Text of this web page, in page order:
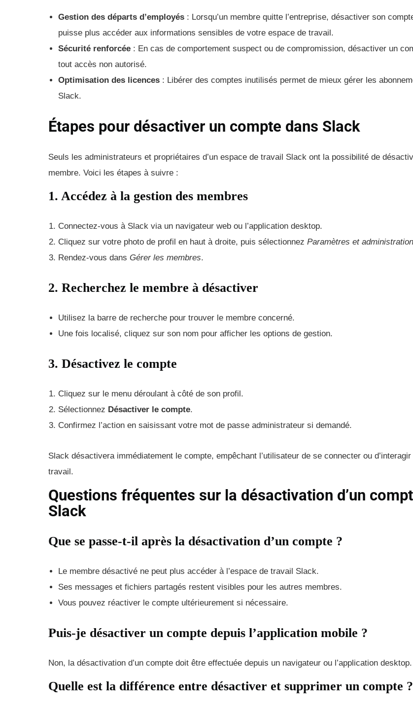
Gestion des départs d’employés : Lorsqu’un membre quitte l’entreprise, désactiver son
puisse plus accéder aux informations sensibles de votre espace de travail.
Sécurité renforcée : En cas de comportement suspect ou de compromission, désactiver un
tout accès non autorisé.
Optimisation des licences : Libérer des comptes inutilisés permet de mieux gérer les
Slack.
Étapes pour désactiver un compte dans Slack
Seuls les administrateurs et propriétaires d’un espace de travail Slack ont la possibilité de
membre. Voici les étapes à suivre :
1. Accédez à la gestion des membres
Connectez-vous à Slack via un navigateur web ou l’application desktop.
Cliquez sur votre photo de profil en haut à droite, puis sélectionnez Paramètres et administration
Rendez-vous dans Gérer les membres.
2. Recherchez le membre à désactiver
Utilisez la barre de recherche pour trouver le membre concerné.
Une fois localisé, cliquez sur son nom pour afficher les options de gestion.
3. Désactivez le compte
Cliquez sur le menu déroulant à côté de son profil.
Sélectionnez Désactiver le compte.
Confirmez l’action en saisissant votre mot de passe administrateur si demandé.
Slack désactivera immédiatement le compte, empêchant l’utilisateur de se connecter ou d’interagir
travail.
Questions fréquentes sur la désactivation d’un
Slack
Que se passe-t-il après la désactivation d’un compte ?
Le membre désactivé ne peut plus accéder à l’espace de travail Slack.
Ses messages et fichiers partagés restent visibles pour les autres membres.
Vous pouvez réactiver le compte ultérieurement si nécessaire.
Puis-je désactiver un compte depuis l’application mobile ?
Non, la désactivation d’un compte doit être effectuée depuis un navigateur ou l’application desktop.
Quelle est la différence entre désactiver et supprimer un compte ?